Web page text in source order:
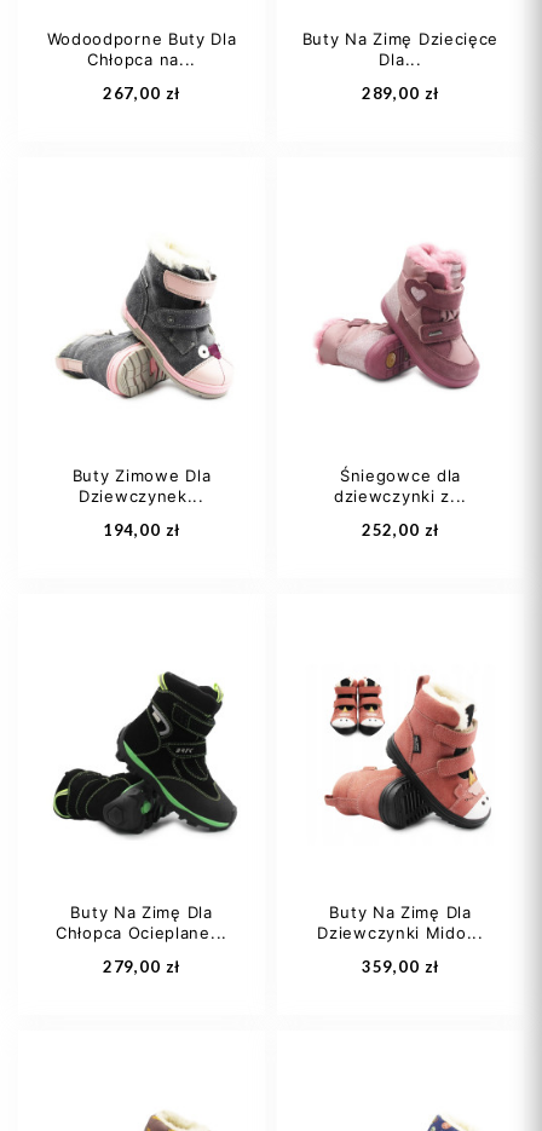
Dodaj do koszyka Dodaj do koszyka
Wodoodporne Buty Dla
Chłopca na...
267,00 zł
24
25
26
27 +4
Dodaj do koszyka
Buty Na Zimę Dziecięce
Dla...
289,00 zł
28
29
30
31 +5
Dodaj do koszyka
Buty Zimowe Dla
Dziewczynek...
194,00 zł
23
24
29
Dodaj do koszyka
Śniegowce dla
dziewczynki z...
252,00 zł
24
Dodaj do koszyka
Buty Na Zimę Dla
Chłopca Ocieplane...
279,00 zł
Buty Na Zimę Dla
Dziewczynki Mido...
359,00 zł